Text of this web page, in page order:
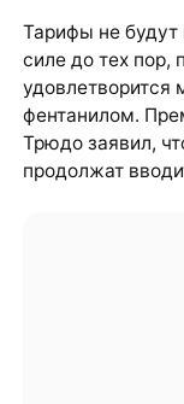
Тарифы не будут
силе до тех пор,
удовлетворится
фентанилом.
Трюдо заявил,
продолжат